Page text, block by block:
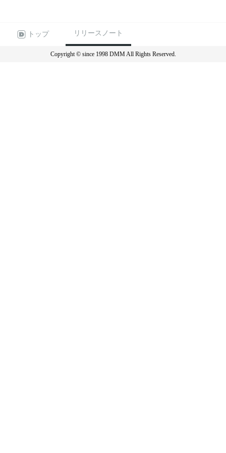
トップ リリースノート
Copyright © since 1998 DMM All Rights Reserved.